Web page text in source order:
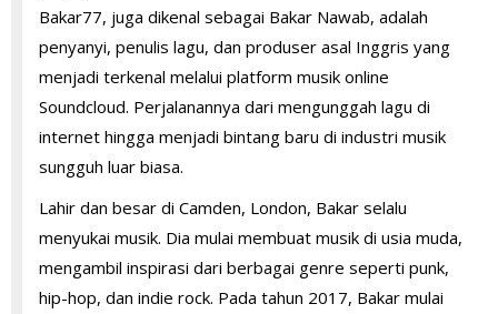
Bakar77, juga dikenal sebagai Bakar Nawab, adalah
penyanyi, penulis lagu, dan produser asal Inggris yang
menjadi terkenal melalui platform musik online
Soundcloud. Perjalanannya dari mengunggah lagu di
internet hingga menjadi bintang baru di industri musik
sungguh luar biasa.
Lahir dan besar di Camden, London, Bakar selalu
menyukai musik. Dia mulai membuat musik di usia muda,
mengambil inspirasi dari berbagai genre seperti punk,
hip-hop, dan indie rock. Pada tahun 2017, Bakar mulai